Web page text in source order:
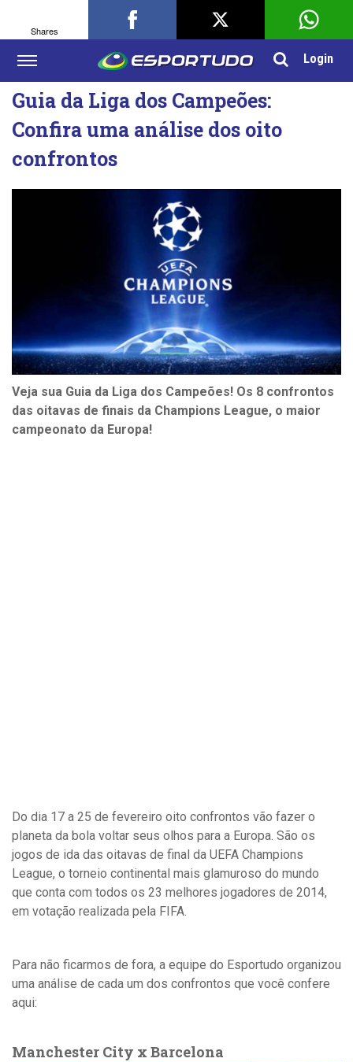
Login
Guia da Liga dos Campeões:
Confira uma análise dos oito
confrontos
Veja sua Guia da Liga dos Campeões! Os 8 confrontos
das oitavas de finais da Champions League, o maior
campeonato da Europa!
Do dia 17 a 25 de fevereiro oito confrontos vão fazer o
planeta da bola voltar seus olhos para a Europa. São os
jogos de ida das oitavas de final da UEFA Champions
League, o torneio continental mais glamuroso do mundo
que conta com todos os 23 melhores jogadores de 2014,
em votação realizada pela FIFA.
Para não ficarmos de fora, a equipe do Esportudo organizou
uma análise de cada um dos confrontos que você confere
aqui:
Manchester City x Barcelona
Shares